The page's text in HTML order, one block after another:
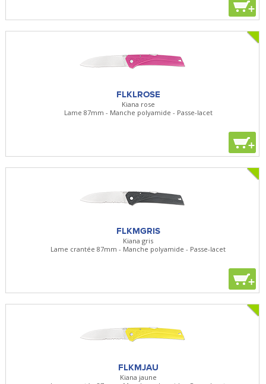
+
FLKLROSE
Kiana rose
Lame 87mm - Manche polyamide - Passe-lacet
+
FLKMGRIS
Kiana gris
Lame crantée 87mm - Manche polyamide - Passe-lacet
+
FLKMJAU
Kiana jaune